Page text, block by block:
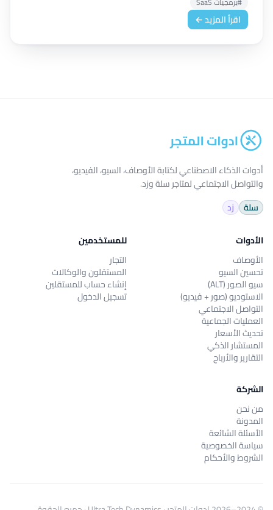
اقرأ المزيد ←
أدوات الذكاء الاصطناعي لكتابة الأوصاف، السيو، الفيديو،
والتواصل الاجتماعي لمتاجر سلة وزد.
سلة
زد
الأدوات
الأوصاف
تحسين السيو
سيو الصور (ALT)
الاستوديو (صور + فيديو)
التواصل الاجتماعي
العمليات الجماعية
تحديث الأسعار
المستشار الذكي
التقارير والأرباح
للمستخدمين
التجار
المستقلون والوكالات
إنشاء حساب للمستقلين
تسجيل الدخول
الشركة
من نحن
المدونة
الأسئلة الشائعة
سياسة الخصوصية
الشروط والأحكام